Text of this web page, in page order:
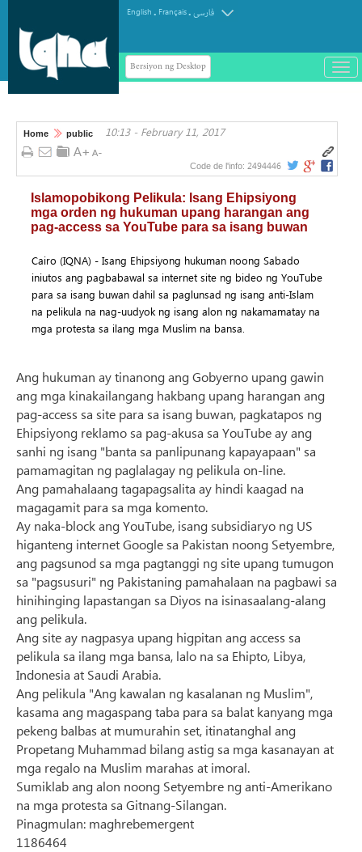
English . Français.فارسی
Bersiyon ng Desktop
باز
و
Home public 10:13 - February 11, 2017
Code de l'info: 2494446
Islamopobikong Pelikula: Isang Ehipsiyong
mga orden ng hukuman upang harangan ang
pag-access sa YouTube para sa isang buwan
Cairo (IQNA) - Isang Ehipsiyong hukuman noong Sabado
iniutos ang pagbabawal sa internet site ng bideo ng YouTube
para sa isang buwan dahil sa paglunsad ng isang anti-Islam
na pelikula na nag-uudyok ng isang alon ng nakamamatay na
mga protesta sa ilang mga Muslim na bansa.
Ang hukuman ay tinanong ang Gobyerno upang gawin
ang mga kinakailangang hakbang upang harangan ang
pag-access sa site para sa isang buwan, pagkatapos ng
Ehipsiyong reklamo sa pag-akusa sa YouTube ay ang
sanhi ng isang "banta sa panlipunang kapayapaan" sa
pamamagitan ng paglalagay ng pelikula on-line.
Ang pamahalaang tagapagsalita ay hindi kaagad na
magagamit para sa mga komento.
Ay naka-block ang YouTube, isang subsidiaryo ng US
higanteng internet Google sa Pakistan noong Setyembre,
ang pagsunod sa mga pagtanggi ng site upang tumugon
sa "pagsusuri" ng Pakistaning pamahalaan na pagbawi sa
hinihinging lapastangan sa Diyos na isinasaalang-alang
ang pelikula.
Ang site ay nagpasya upang higpitan ang access sa
pelikula sa ilang mga bansa, lalo na sa Ehipto, Libya,
Indonesia at Saudi Arabia.
Ang pelikula "Ang kawalan ng kasalanan ng Muslim",
kasama ang magaspang taba para sa balat kanyang mga
pekeng balbas at mumurahin set, itinatanghal ang
Propetang Muhammad bilang astig sa mga kasanayan at
mga regalo na Muslim marahas at imoral.
Sumiklab ang alon noong Setyembre ng anti-Amerikano
na mga protesta sa Gitnang-Silangan.
Pinagmulan: maghrebemergent
1186464